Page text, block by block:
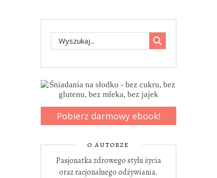
Pobierz darmowy ebook!
O AUTORZE
Pasjonatka zdrowego stylu życia
oraz racjonalnego odżywiania.